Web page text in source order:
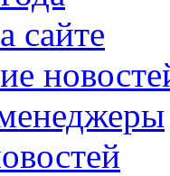
сайте